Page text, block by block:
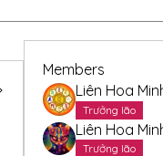
Members
Liên Hoa
Trưởng lão
Liên Hoa
Trưởng lão